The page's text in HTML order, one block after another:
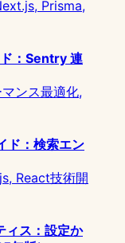
Prisma,
：Sentry 連
ンス最適化,
：検索エン
React技術開
ス：設定か